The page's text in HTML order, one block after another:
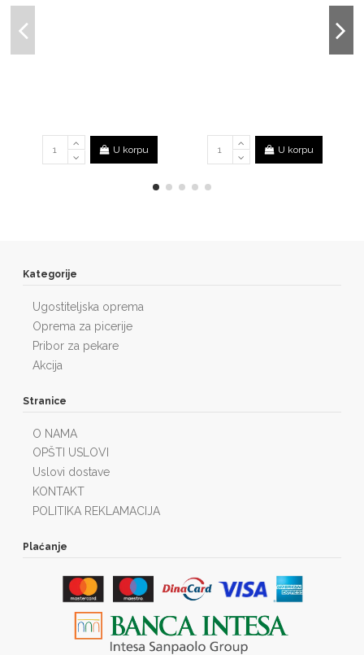
U korpu U korpu
Kategorije
Ugostiteljska oprema
Oprema za picerije
Pribor za pekare
Akcija
Stranice
O NAMA
OPŠTI USLOVI
Uslovi dostave
KONTAKT
POLITIKA REKLAMACIJA
Plaćanje